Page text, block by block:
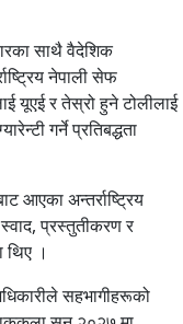
साथै वैदेशिक
नेपाली सेफ
यूएई र तेस्रो हुने टोलीलाई
गर्ने प्रतिबद्धता
आएका अन्तर्राष्ट्रिय
प्रस्तुतीकरण र
थिए ।
सहभागीहरूको